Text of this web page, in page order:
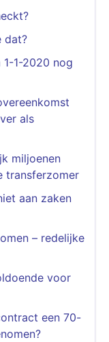
dat?
1-2020 nog
als
miljoenen
transferzomer
aan zaken
– redelijke
voor
een 70-